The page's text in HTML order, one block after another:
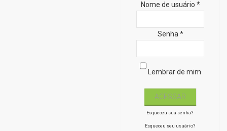
Nome de usuário *
Senha *
Lembrar de mim
Esqueceu sua senha?
Esqueceu seu usuário?